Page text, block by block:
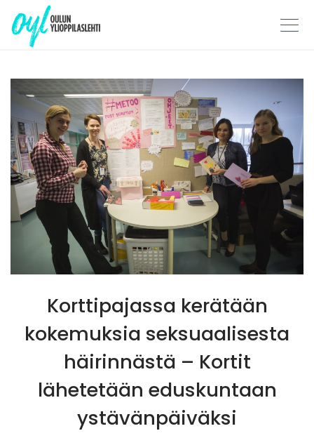
Skip
Korttipajassa kerätään
kokemuksia seksuaalisesta
häirinnästä – Kortit
lähetetään eduskuntaan
ystävänpäiväksi